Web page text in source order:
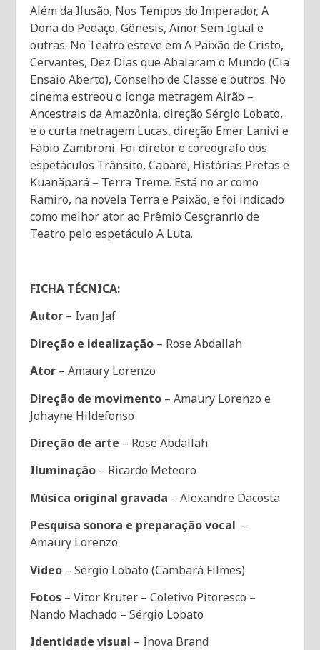
Além da Ilusão, Nos Tempos do Imperador, A
Dona do Pedaço, Gênesis, Amor Sem Igual e
outras. No Teatro esteve em A Paixão de Cristo,
Cervantes, Dez Dias que Abalaram o Mundo (Cia
Ensaio Aberto), Conselho de Classe e outros. No
cinema estreou o longa metragem Airão –
Ancestrais da Amazônia, direção Sérgio Lobato,
e o curta metragem Lucas, direção Emer Lanivi e
Fábio Zambroni. Foi diretor e coreógrafo dos
espetáculos Trânsito, Cabaré, Histórias Pretas e
Kuanãpará – Terra Treme. Está no ar como
Ramiro, na novela Terra e Paixão, e foi indicado
como melhor ator ao Prêmio Cesgranrio de
Teatro pelo espetáculo A Luta.
FICHA TÉCNICA:
Autor – Ivan Jaf
Direção e idealização – Rose Abdallah
Ator – Amaury Lorenzo
Direção de movimento – Amaury Lorenzo e
Johayne Hildefonso
Direção de arte – Rose Abdallah
Iluminação – Ricardo Meteoro
Música original gravada – Alexandre Dacosta
Pesquisa sonora e preparação vocal –
Amaury Lorenzo
Vídeo – Sérgio Lobato (Cambará Filmes)
Fotos – Vitor Kruter – Coletivo Pitoresco –
Nando Machado – Sérgio Lobato
Identidade visual – Inova Brand